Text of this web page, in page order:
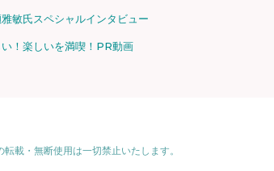
敏氏スペシャルインタビュー
！楽しいを満喫！PR動画
載・無断使用は一切禁止いたします。